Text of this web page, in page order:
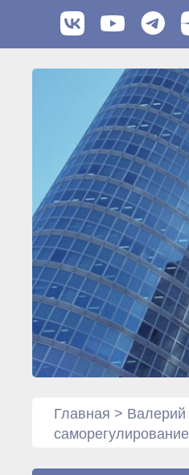
Главная > Валерий
саморегулирование